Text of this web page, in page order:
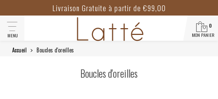
Livraison Gratuite à partir de €99,00
0
MON PANIER
MENU
Accueil Boucles d'oreilles
Boucles d'oreilles